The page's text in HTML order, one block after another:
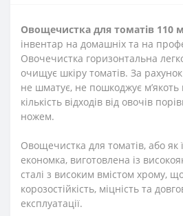
Овощечистка для томатів 110
інвентар на домашніх та на
Овочечистка горизонтальна
очищує шкіру томатів. За
не шматує, не пошкоджує м’якоть
кількість відходів від овочів
ножем.
Овощечистка для томатів, або як
економка, виготовлена із
сталі з високим вмістом хрому,
корозостійкість, міцність та
експлуатації.